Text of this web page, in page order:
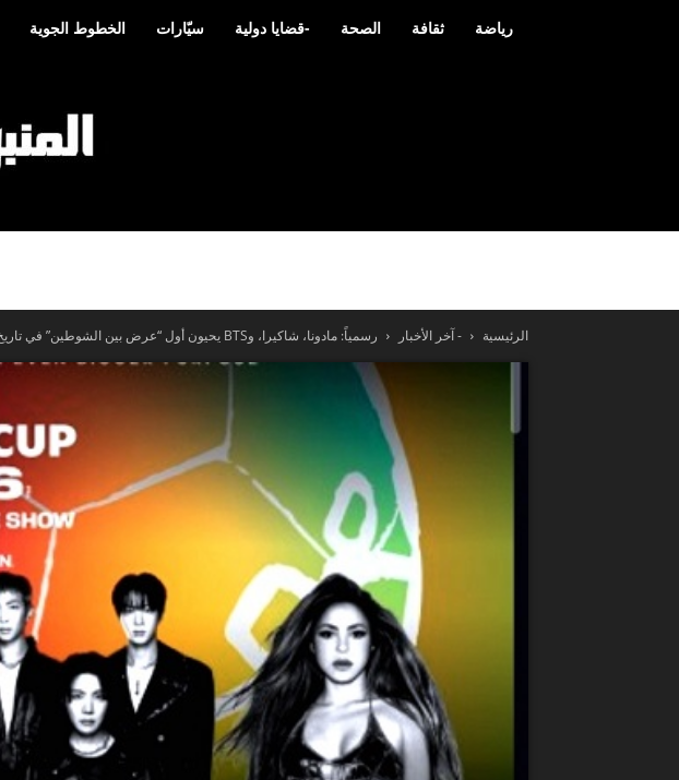
الخطوط الجوية سيّارات -قضايا دولية الصحة ثقافة رياضة
الرئيسية - آخر الأخبار رسمياً: مادونا، شاكيرا، وBTS يحيون أول “عرض بين الشوطين” في تاريخ نهائي...